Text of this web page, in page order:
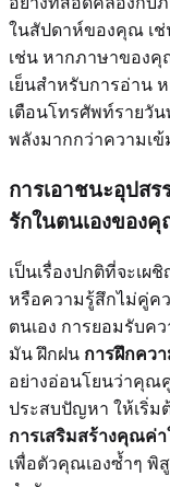
ในสัปดาห์ของคุณ เช่
เช่น หากภาษาของคุ
เย็นสำหรับการอ่าน
เตือนโทรศัพท์รายวั
พลังมากกว่าความเ
การเอาชนะอุปส
รักในตนเองของ
เป็นเรื่องปกติที่จะเ
หรือความรู้สึกไม่คู่ค
ตนเอง การยอมรับค
มัน ฝึกฝน การฝึกคว
อย่างอ่อนโยนว่าคุณ
ประสบปัญหา ให้เริ่ม
การเสริมสร้างคุณค่า
เพื่อตัวคุณเองซ้ำๆ